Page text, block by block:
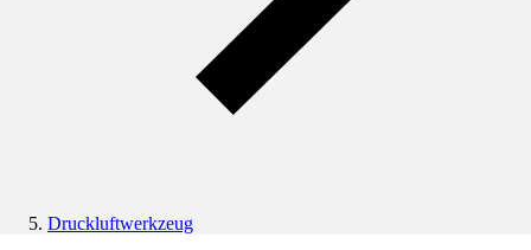
Druckluftwerkzeug